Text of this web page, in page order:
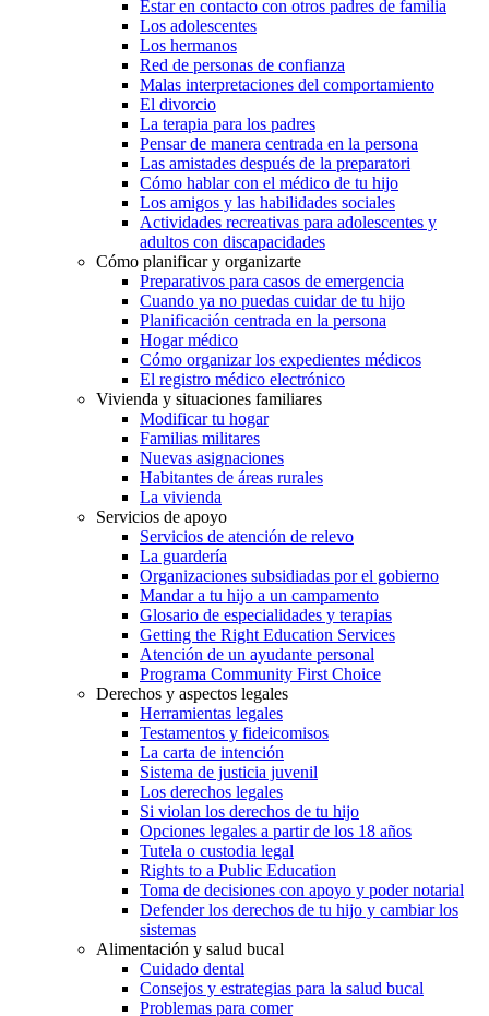
Estar en contacto con otros padres de familia
Los adolescentes
Los hermanos
Red de personas de confianza
Malas interpretaciones del comportamiento
El divorcio
La terapia para los padres
Pensar de manera centrada en la persona
Las amistades después de la preparatori
Cómo hablar con el médico de tu hijo
Los amigos y las habilidades sociales
Actividades recreativas para adolescentes y
adultos con discapacidades
Cómo planificar y organizarte
Preparativos para casos de emergencia
Cuando ya no puedas cuidar de tu hijo
Planificación centrada en la persona
Hogar médico
Cómo organizar los expedientes médicos
El registro médico electrónico
Vivienda y situaciones familiares
Modificar tu hogar
Familias militares
Nuevas asignaciones
Habitantes de áreas rurales
La vivienda
Servicios de apoyo
Servicios de atención de relevo
La guardería
Organizaciones subsidiadas por el gobierno
Mandar a tu hijo a un campamento
Glosario de especialidades y terapias
Getting the Right Education Services
Atención de un ayudante personal
Programa Community First Choice
Derechos y aspectos legales
Herramientas legales
Testamentos y fideicomisos
La carta de intención
Sistema de justicia juvenil
Los derechos legales
Si violan los derechos de tu hijo
Opciones legales a partir de los 18 años
Tutela o custodia legal
Rights to a Public Education
Toma de decisiones con apoyo y poder notarial
Defender los derechos de tu hijo y cambiar los
sistemas
Alimentación y salud bucal
Cuidado dental
Consejos y estrategias para la salud bucal
Problemas para comer